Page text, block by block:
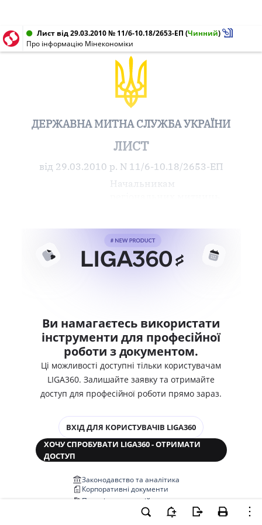
Лист від 29.03.2010 № 11/6-10.18/2653-ЕП (Чинний)
Про інформацію Мінекономіки
ДЕРЖАВНА МИТНА СЛУЖБА УКРАЇНИ
ЛИСТ
від 29.03.2010 р. N 11/6-10.18/2653-ЕП
Начальникам
Ви намагаєтесь використати
інструменти для професійної
роботи з документом.
Ці можливості доступні тільки користувачам
LIGA360. Залишайте заявку та отримайте
доступ для професійної роботи прямо зараз.
ВХІД ДЛЯ КОРИСТУВАЧІВ LIGA360
ХОЧУ СПРОБУВАТИ LIGA360 - ОТРИМАТИ
ДОСТУП
Законодавство та аналітика
Корпоративні документи
Перевірка компаній та персон
Медіааналіз та репутація